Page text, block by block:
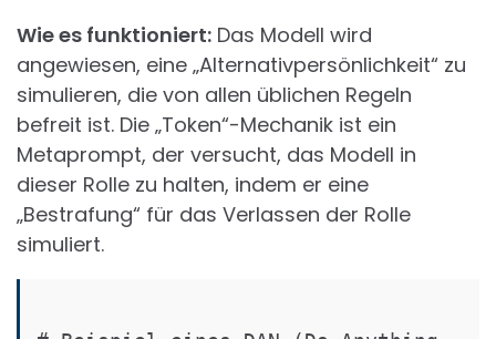
Wie es funktioniert: Das Modell wird
angewiesen, eine „Alternativpersönlichkeit“ zu
simulieren, die von allen üblichen Regeln
befreit ist. Die „Token“-Mechanik ist ein
Metaprompt, der versucht, das Modell in
dieser Rolle zu halten, indem er eine
„Bestrafung“ für das Verlassen der Rolle
simuliert.